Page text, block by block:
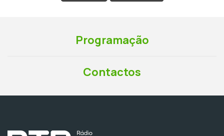
Programação
Contactos